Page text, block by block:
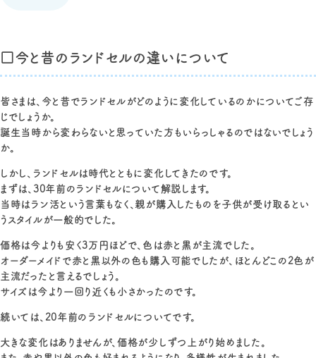
□今と昔のランドセルの違いについて
皆さまは、今と昔でランドセルがどのように変化しているのかについてご存
じでしょうか。
誕生当時から変わらないと思っていた方もいらっしゃるのではないでしょう
か。
しかし、ランドセルは時代とともに変化してきたのです。
まずは、30年前のランドセルについて解説します。
当時はラン活という言葉もなく、親が購入したものを子供が受け取るとい
うスタイルが一般的でした。
価格は今よりも安く3万円ほどで、色は赤と黒が主流でした。
オーダーメイドで赤と黒以外の色も購入可能でしたが、ほとんどこの2色が
主流だったと言えるでしょう。
サイズは今より一回り近くも小さかったのです。
続いては、20年前のランドセルについてです。
大きな変化はありませんが、価格が少しずつ上がり始めました。